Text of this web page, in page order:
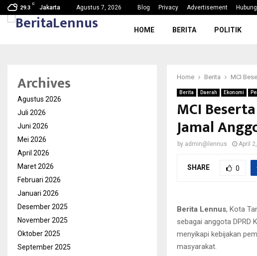
29.3
C
Jakarta Agustus 7, 2026 Blog Privacy Advertisement
Baik… SDN Karang Tengah 6 Gelar MPLS 2026/
HOME BERITA POLITIK
Home Berita MCI
Berita Daerah Ekonomi
MCI
Jamal
by admin@lennus April
SHARE 0
Berita Lennus, Kota
sebagai anggota DPRD
menyikapi kebijakan
masyarakat.
Archives
Agustus 2026
Juli 2026
Juni 2026
Mei 2026
April 2026
Maret 2026
Februari 2026
Januari 2026
Desember 2025
November 2025
Oktober 2025
September 2025